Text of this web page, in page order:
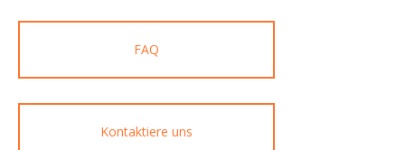
FAQ
Kontaktiere uns